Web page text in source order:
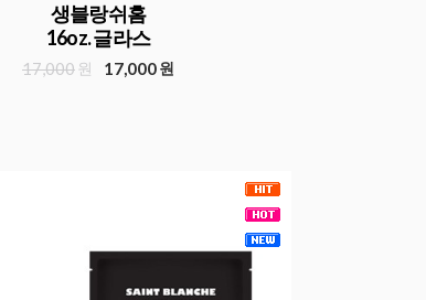
생블랑쉬홈
16oz. 글라스
17,000 원 17,000원